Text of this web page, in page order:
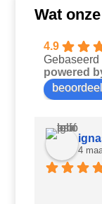
Wat
4.9
powered
4